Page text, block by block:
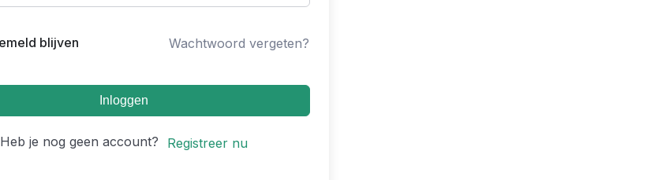
blijven Wachtwoord vergeten?
Inloggen
Heb je nog geen account? Registreer nu